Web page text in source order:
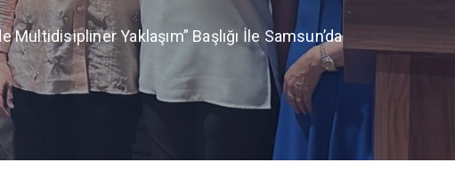
Yaklaşım” Başlığı İle Samsun’da